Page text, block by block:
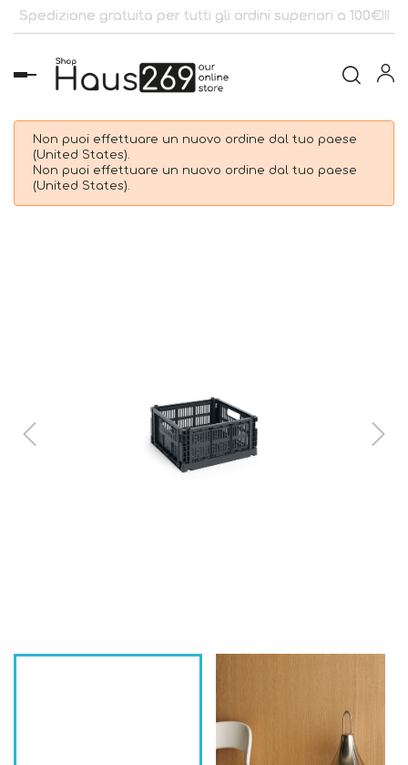
Spedizione gratuita per tutti gli ordini superiori a 100€!!!
navigazione
Non puoi effettuare un nuovo ordine dal tuo paese
(United States).
Non puoi effettuare un nuovo ordine dal tuo paese
(United States).